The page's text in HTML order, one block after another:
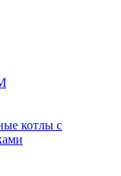
котлы с